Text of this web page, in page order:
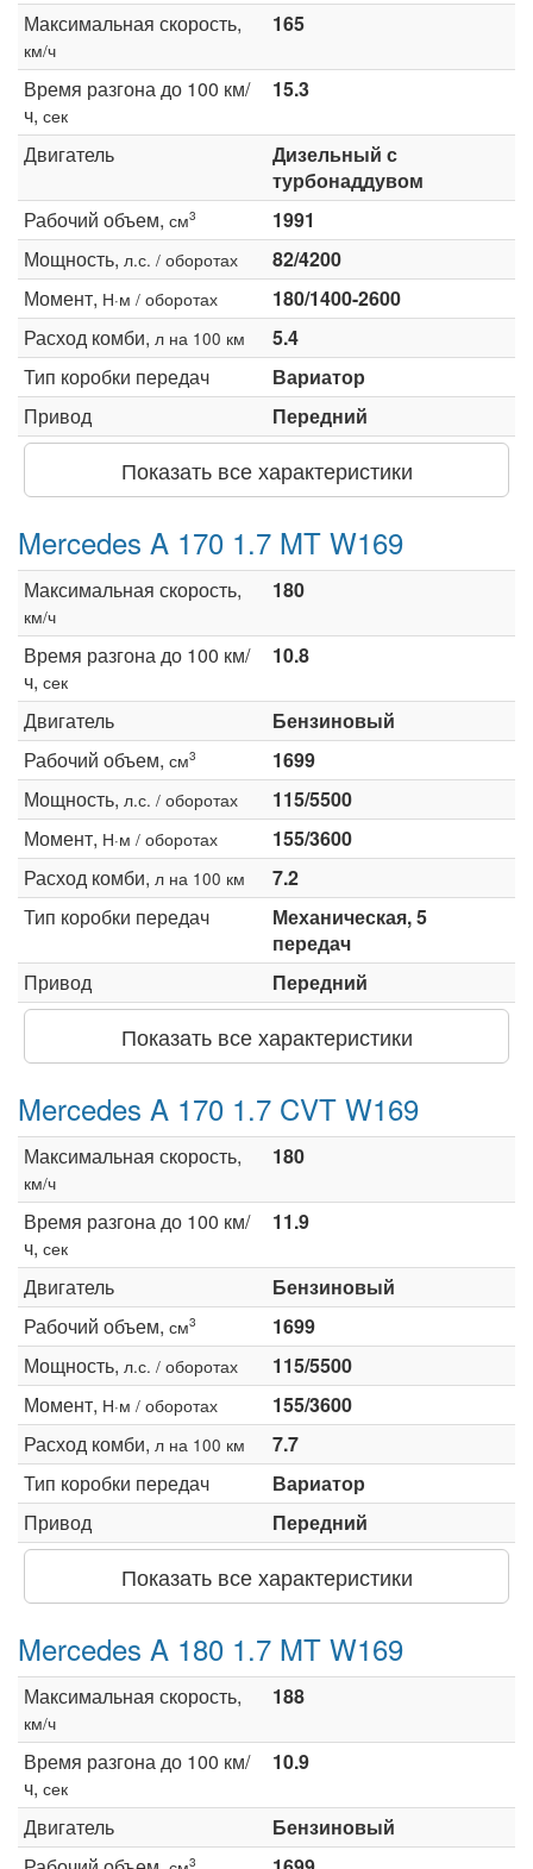
Максимальная скорость,
км/ч
165
Время разгона до 100 км/
ч, сек
15.3
Двигатель
Дизельный с
турбонаддувом
Рабочий объем, см3
1991
Мощность, л.с. / оборотах
82/4200
Момент, Н·м / оборотах
180/1400-2600
Расход комби, л на 100 км
5.4
Тип коробки передач
Вариатор
Привод
Передний
Показать все характеристики
Mercedes A 170 1.7 MT W169
Максимальная скорость,
км/ч
180
Время разгона до 100 км/
ч, сек
10.8
Двигатель
Бензиновый
Рабочий объем, см3
1699
Мощность, л.с. / оборотах
115/5500
Момент, Н·м / оборотах
155/3600
Расход комби, л на 100 км
7.2
Тип коробки передач
Механическая, 5
передач
Привод
Передний
Показать все характеристики
Mercedes A 170 1.7 CVT W169
Максимальная скорость,
км/ч
180
Время разгона до 100 км/
ч, сек
11.9
Двигатель
Бензиновый
Рабочий объем, см3
1699
Мощность, л.с. / оборотах
115/5500
Момент, Н·м / оборотах
155/3600
Расход комби, л на 100 км
7.7
Тип коробки передач
Вариатор
Привод
Передний
Показать все характеристики
Mercedes A 180 1.7 MT W169
Максимальная скорость,
км/ч
188
Время разгона до 100 км/
ч, сек
10.9
Двигатель
Бензиновый
3